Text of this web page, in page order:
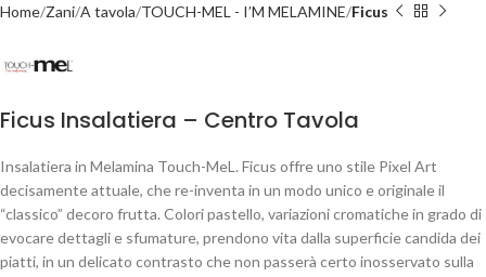
Home Zani A tavola TOUCH-MEL - I’M MELAMINE Ficus
Ficus Insalatiera – Centro Tavola
Insalatiera in Melamina Touch-MeL. Ficus offre uno stile Pixel Art
decisamente attuale, che re-inventa in un modo unico e originale il
“classico” decoro frutta. Colori pastello, variazioni cromatiche in grado di
evocare dettagli e sfumature, prendono vita dalla superficie candida dei
piatti, in un delicato contrasto che non passerà certo inosservato sulla